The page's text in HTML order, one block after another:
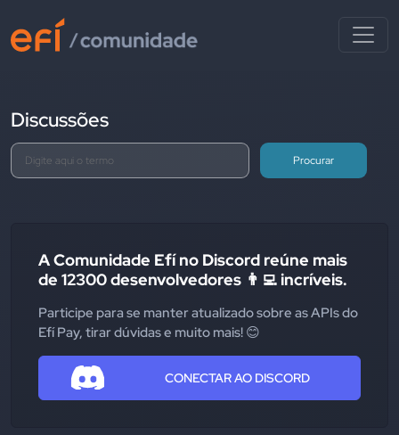
Discussões
Procurar
A Comunidade Efí no Discord reúne mais
de 12300 desenvolvedores 👨‍💻 incríveis.
Participe para se manter atualizado sobre as APIs do
Efí Pay, tirar dúvidas e muito mais! 😊
CONECTAR AO DISCORD